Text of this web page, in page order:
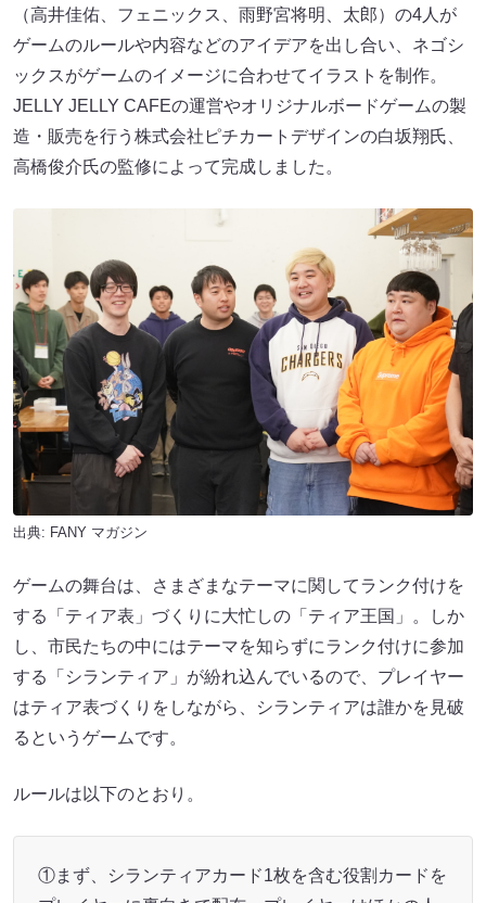
（高井佳佑、フェニックス、雨野宮将明、太郎）の4人が
ゲームのルールや内容などのアイデアを出し合い、ネゴシ
ックスがゲームのイメージに合わせてイラストを制作。
JELLY JELLY CAFEの運営やオリジナルボードゲームの製
造・販売を行う株式会社ピチカートデザインの白坂翔氏、
高橋俊介氏の監修によって完成しました。
出典: FANY マガジン
ゲームの舞台は、さまざまなテーマに関してランク付けを
する「ティア表」づくりに大忙しの「ティア王国」。しか
し、市民たちの中にはテーマを知らずにランク付けに参加
する「シランティア」が紛れ込んでいるので、プレイヤー
はティア表づくりをしながら、シランティアは誰かを見破
るというゲームです。
ルールは以下のとおり。
①まず、シランティアカード1枚を含む役割カードを